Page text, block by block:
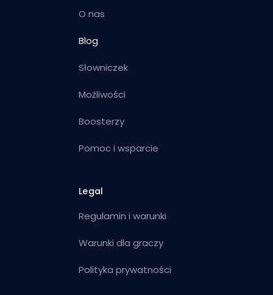
O nas
Blog
Słowniczek
Możliwości
Boosterzy
Pomoc i wsparcie
Legal
Regulamin i warunki
Warunki dla graczy
Polityka prywatności